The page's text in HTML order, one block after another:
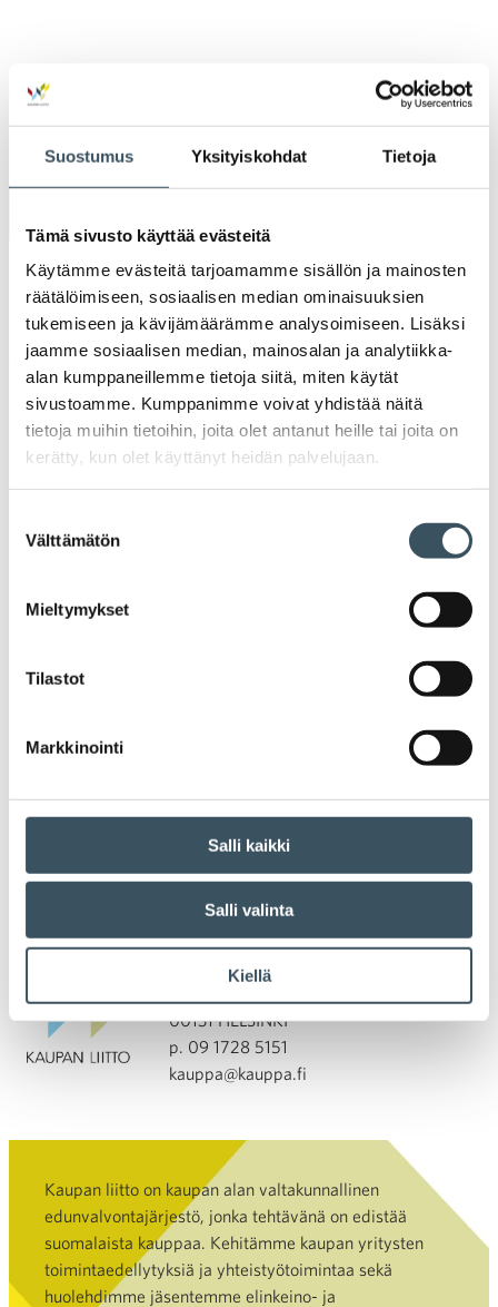
Suostumus Yksityiskohdat Tietoja
Tämä sivusto käyttää evästeitä
Käytämme evästeitä tarjoamamme sisällön ja mainosten
räätälöimiseen, sosiaalisen median ominaisuuksien
tukemiseen ja kävijämäärämme analysoimiseen. Lisäksi
jaamme sosiaalisen median, mainosalan ja analytiikka-
alan kumppaneillemme tietoja siitä, miten käytät
sivustoamme. Kumppanimme voivat yhdistää näitä
tietoja muihin tietoihin, joita olet antanut heille tai joita on
kerätty, kun olet käyttänyt heidän palvelujaan.
valinta
Välttämätön
Mieltymykset
Tilastot
Markkinointi
Salli kaikki
Salli valinta
Kiellä
Jaa:
Viimeinen ilmoittautumispäivä
keskiviikko 10.5.23 klo 0:00
Peruutusehdot
Hinta
390.00 €
Kaupan liitto
Eteläranta 10
00131 HELSINKI
p. 09 1728 5151
kauppa@kauppa.fi
Kaupan liitto on kaupan alan valtakunnallinen
edunvalvontajärjestö, jonka tehtävänä on edistää
suomalaista kauppaa. Kehitämme kaupan yritysten
toimintaedellytyksiä ja yhteistyötoimintaa sekä
huolehdimme jäsentemme elinkeino- ja